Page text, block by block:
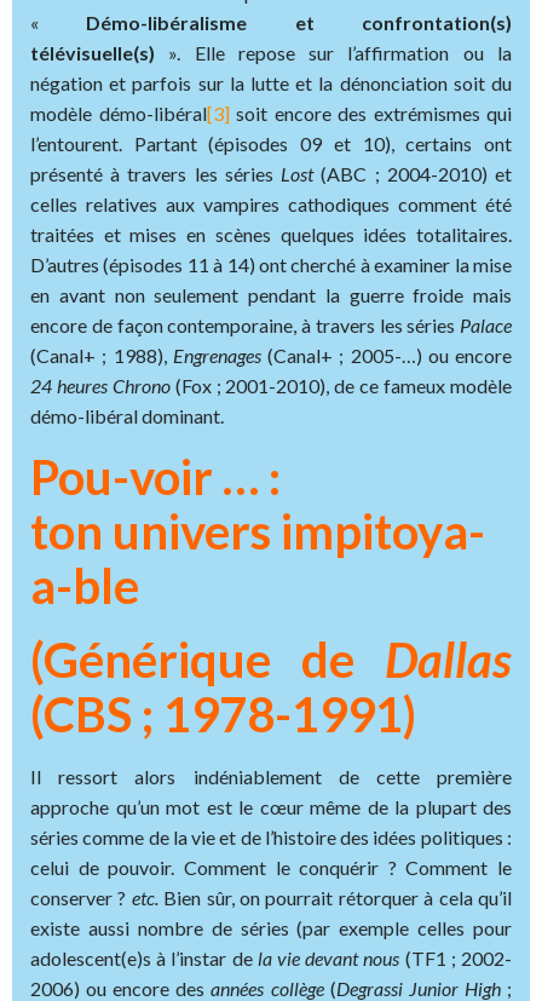
« Démo-libéralisme et confrontation(s)
télévisuelle(s) ». Elle repose sur l’affirmation ou la
négation et parfois sur la lutte et la dénonciation soit du
modèle démo-libéral[3]soit encore des extrémismes qui
l’entourent. Partant (épisodes 09 et 10), certains ont
présenté à travers les séries Lost(ABC ; 2004-2010) et
celles relatives aux vampires cathodiques comment été
traitées et mises en scènes quelques idées totalitaires.
D’autres (épisodes 11 à 14) ont cherché à examiner la mise
en avant non seulement pendant la guerre froide mais
encore de façon contemporaine, à travers les séries Palace
(Canal+ ; 1988), Engrenages(Canal+ ; 2005-…) ou encore
24 heures Chrono (Fox ; 2001-2010), de ce fameux modèle
démo-libéral dominant.
Pou-voir … :
ton univers impitoya-
a-ble
(Générique de Dallas
(CBS ; 1978-1991)
Il ressort alors indéniablement de cette première
approche qu’un mot est le cœur même de la plupart des
séries comme de la vie et de l’histoire des idées politiques :
celui de pouvoir. Comment le conquérir ? Comment le
conserver ? etc. Bien sûr, on pourrait rétorquer à cela qu’il
existe aussi nombre de séries (par exemple celles pour
adolescent(e)s à l’instar de la vie devant nous (TF1 ; 2002-
2006) ou encore desannées collège (Degrassi Junior High ;